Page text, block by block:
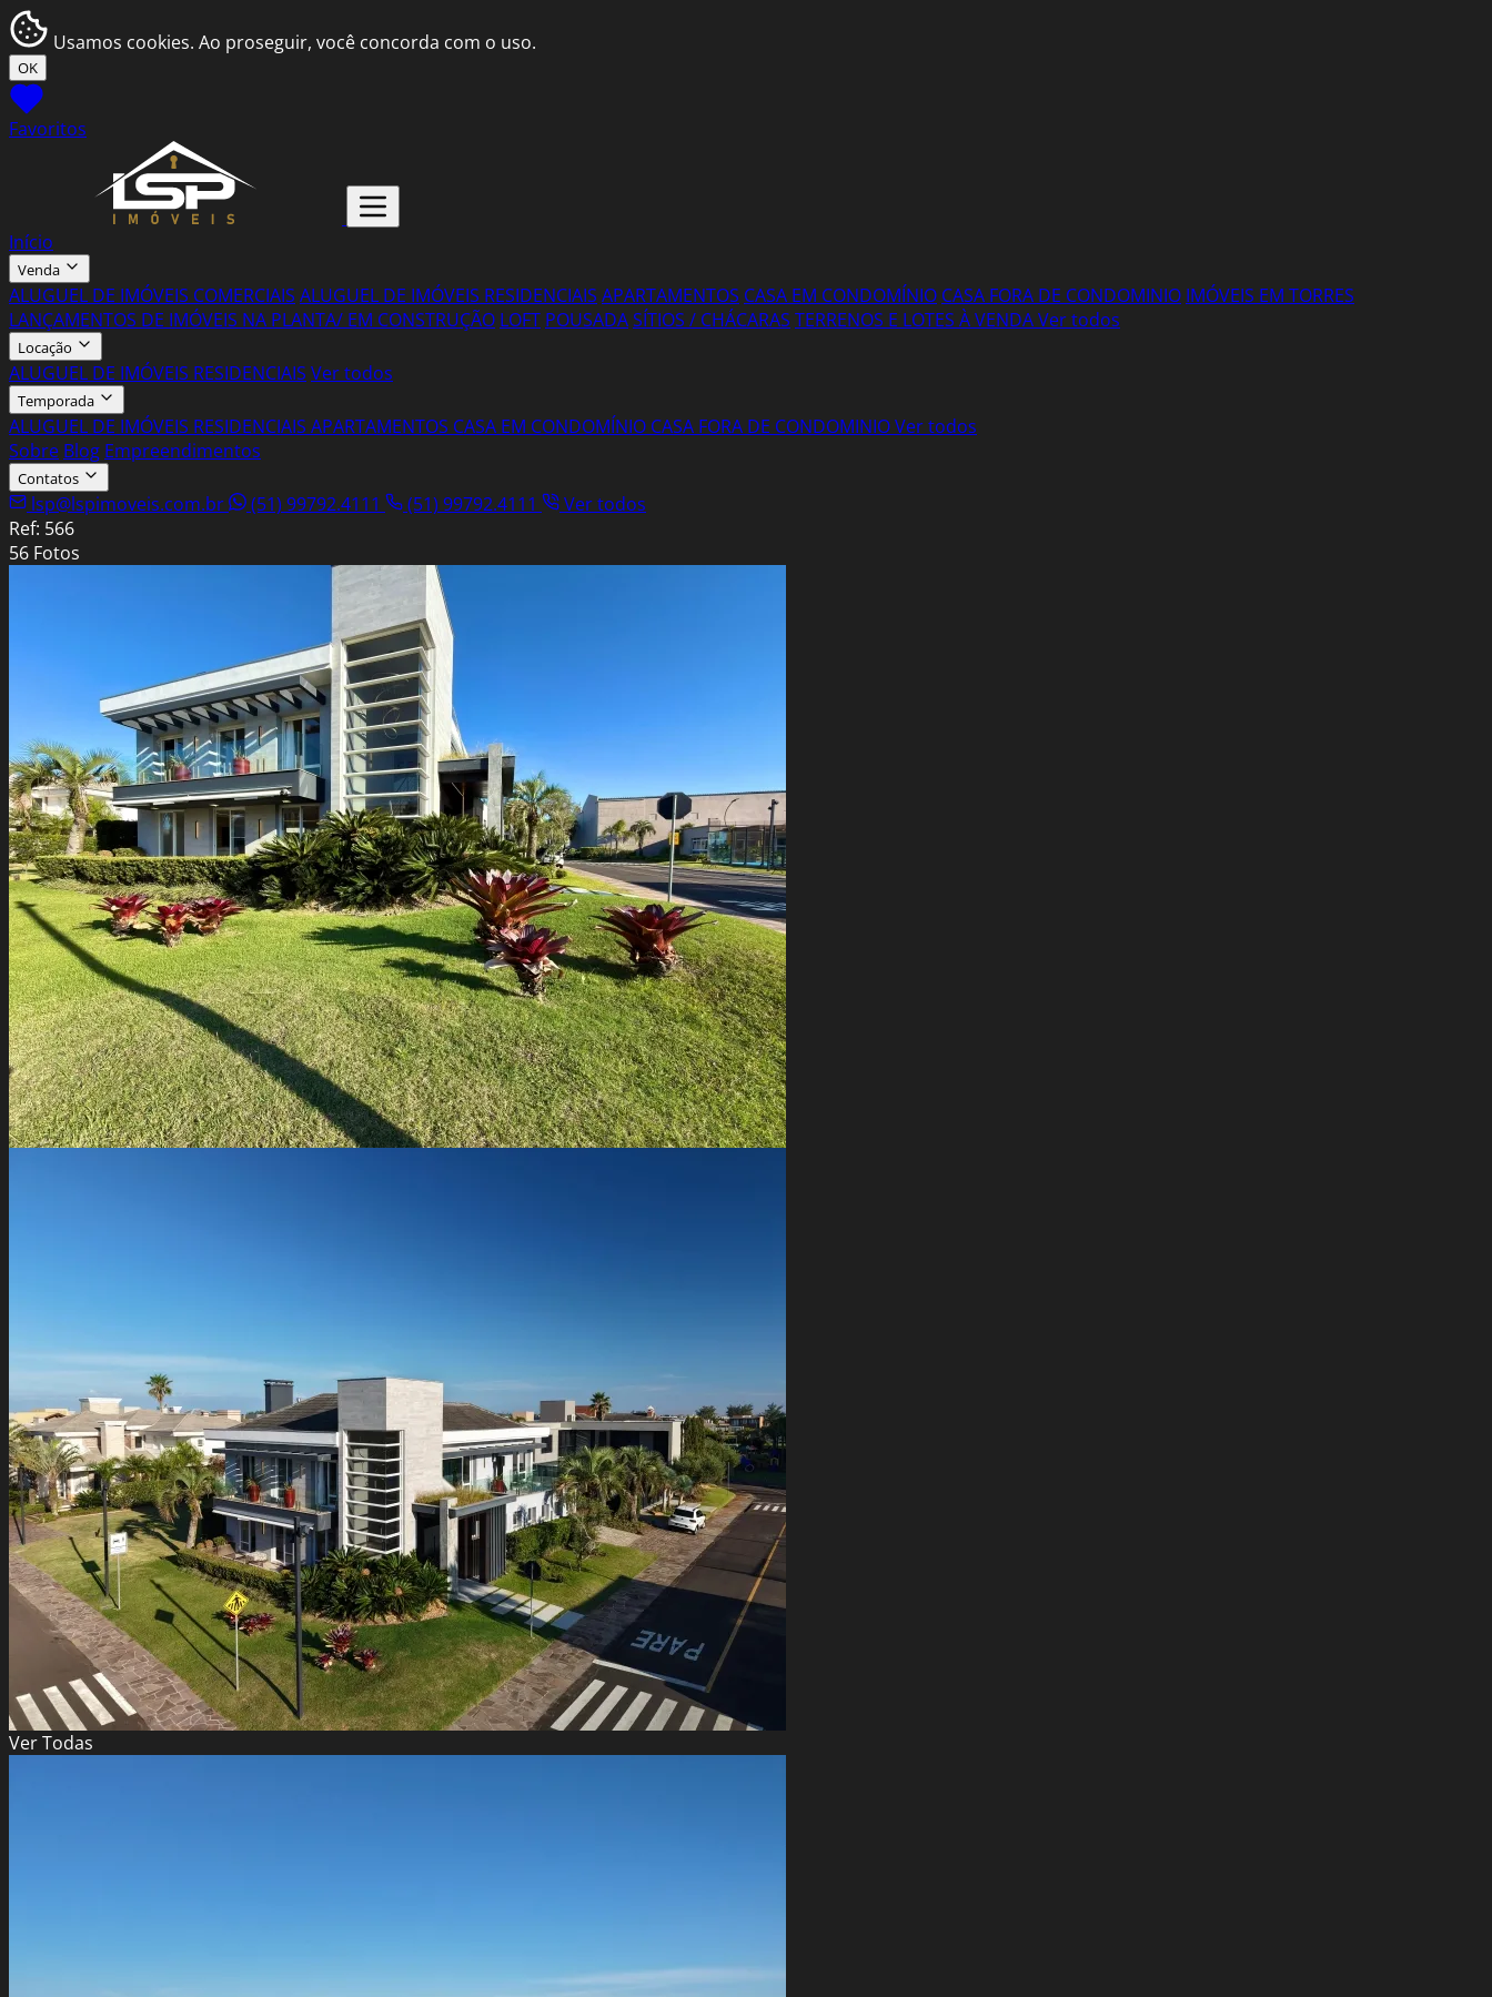
Usamos cookies. Ao proseguir, você concorda com o uso.
OK
Favoritos
Início
Venda
ALUGUEL DE IMÓVEIS COMERCIAIS ALUGUEL DE IMÓVEIS RESIDENCIAIS APARTAMENTOS CASA EM CONDOMÍNIO CASA FORA DE CONDOMINIO IMÓVEIS EM TORRES
LANÇAMENTOS DE IMÓVEIS NA PLANTA/ EM CONSTRUÇÃO LOFT POUSADASÍTIOS / CHÁCARAS TERRENOS E LOTES À VENDAVer todos
Locação
ALUGUEL DE IMÓVEIS RESIDENCIAIS Ver todos
Temporada
ALUGUEL DE IMÓVEIS RESIDENCIAIS APARTAMENTOS CASA EM CONDOMÍNIO CASA FORA DE CONDOMINIOVer todos
Sobre Blog Empreendimentos
Contatos
lsp@lspimoveis.com.br (51) 99792.4111 (51) 99792.4111
Ver todos
Ref: 566
56 Fotos
VerTodas